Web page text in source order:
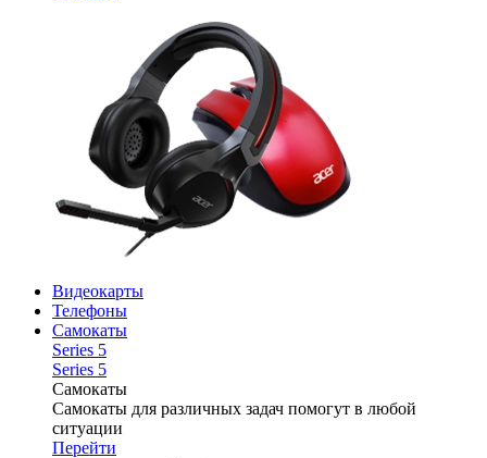
Видеокарты
Телефоны
Самокаты
Series 5
Series 5
Самокаты
Самокаты для различных задач помогут в любой
ситуации
Перейти